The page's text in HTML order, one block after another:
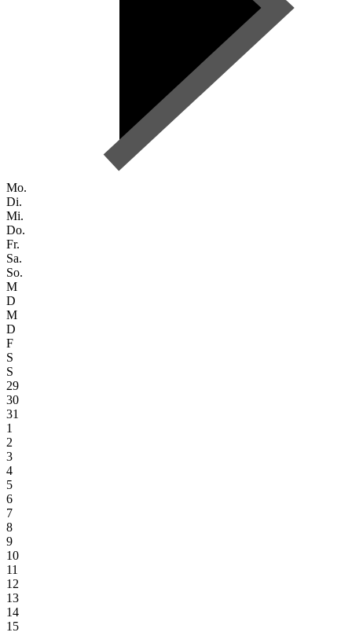
Mo.
Di.
Mi.
Do.
Fr.
Sa.
So.
M
D
M
D
F
S
S
29
30
31
1
2
3
4
5
6
7
8
9
10
11
12
13
14
15